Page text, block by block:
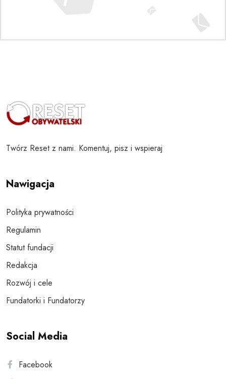
Twórz Reset z nami. Komentuj, pisz i wspieraj
Nawigacja
Polityka prywatności
Regulamin
Statut fundacji
Redakcja
Rozwój i cele
Fundatorki i Fundatorzy
Social Media
Facebook